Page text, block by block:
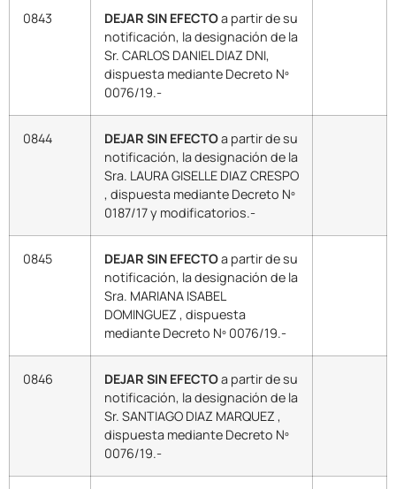
0843 DEJAR SIN EFECTOa partir de su
notificación, la designación de la
Sr. CARLOS DANIEL DIAZ DNI,
dispuesta mediante Decreto Nº
0076/19.-
0844 DEJAR SIN EFECTOa partir de su
notificación, la designación de la
Sra. LAURA GISELLE DIAZ CRESPO
, dispuesta mediante Decreto Nº
0187/17 y modificatorios.-
0845 DEJAR SIN EFECTOa partir de su
notificación, la designación de la
Sra. MARIANA ISABEL
DOMINGUEZ , dispuesta
mediante Decreto Nº 0076/19.-
0846 DEJAR SIN EFECTOa partir de su
notificación, la designación de la
Sr. SANTIAGO DIAZ MARQUEZ ,
dispuesta mediante Decreto Nº
0076/19.-